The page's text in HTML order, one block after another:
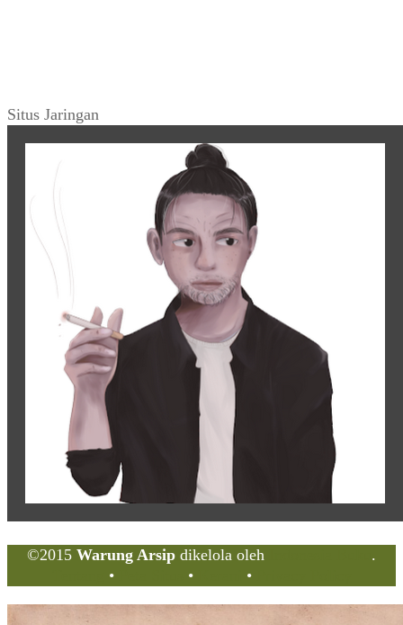
Situs Jaringan
©2015 Warung Arsip dikelola oleh
.
• • •